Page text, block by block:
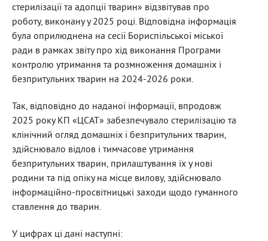
стерилізації та адопції тварин» відзвітував про
роботу, виконану у 2025 році. Відповідна інформація
була оприлюднена на сесії Бориспільської міської
ради в рамках звіту про хід виконання Програми
контролю утримання та розмноження домашніх і
безпритульних тварин на 2024-2026 роки.
Так, відповідно до наданої інформації, впродовж
2025 року КП «ЦСАТ» забезпечувало стерилізацію та
клінічний огляд домашніх і безпритульних тварин,
здійснювало відлов і тимчасове утримання
безпритульних тварин, прилаштування їх у нові
родини та під опіку на місце вилову, здійснювало
інформаційно-просвітницькі заходи щодо гуманного
ставлення до тварин.
У цифрах ці дані наступні: